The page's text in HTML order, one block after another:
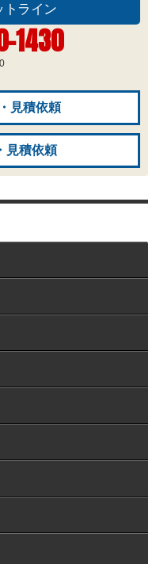
トライン
1430
見積依頼
見積依頼